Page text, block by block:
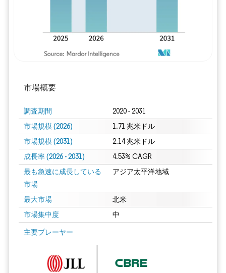
市場概要
調査期間 2020 - 2031
市場規模 (2026) 1.71 兆米ドル
市場規模 (2031) 2.14 兆米ドル
成長率 (2026 - 2031) 4.53% CAGR
最も急速に成長している
市場
アジア太平洋地域
最大市場 北米
市場集中度 中
主要プレーヤー
画像 © Mordor Intelligence。再利用にはCC BY 4.0の表示が必要です。